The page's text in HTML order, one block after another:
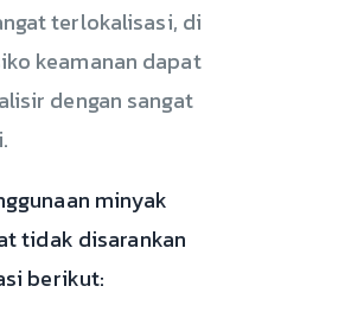
terlokalisasi, di
keamanan dapat
dengan sangat
minyak
tidak disarankan
berikut: